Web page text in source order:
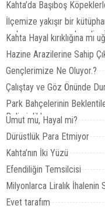
Kahta’da Başıboş
İlçemize yakışır bir
açılması zamanı gelmedi
Kahta Hayal kırıklığına mı
Hazine Arazilerine Sahip
Gençlerimize Ne Oluyor.?
Çalıştay ve Göz Önünde
Park Bahçelerinin
Belirsizlikler
Umut mu, Hayal mi?
Dürüstlük Para Etmiyor
Kahta’nın İki Yüzü
Efendiliğin Temsilcisi
Milyonlarca Liralık İhalenin
Evet tarafım